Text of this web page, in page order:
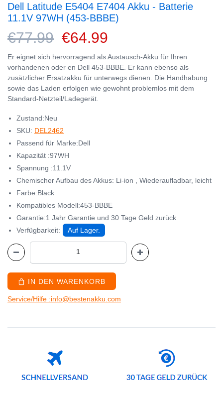
Dell Latitude E5404 E7404 Akku - Batterie
11.1V 97WH (453-BBBE)
€77.99 €64.99
Er eignet sich hervorragend als Austausch-Akku für Ihren
vorhandenen oder en Dell 453-BBBE. Er kann ebenso als
zusätzlicher Ersatzakku für unterwegs dienen. Die Handhabung
sowie das Laden erfolgen wie gewohnt problemlos mit dem
Standard-Netzteil/Ladegerät.
Zustand:Neu
SKU: DEL2462
Passend für Marke:Dell
Kapazität :97WH
Spannung :11.1V
Chemischer Aufbau des Akkus: Li-ion , Wiederaufladbar, leicht
Farbe:Black
Kompatibles Modell:453-BBBE
Garantie:1 Jahr Garantie und 30 Tage Geld zurück
Verfügbarkeit:
Auf Lager.
IN DEN WARENKORB
Service/Hilfe :info@bestenakku.com